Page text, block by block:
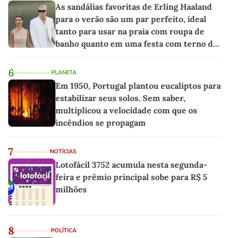
As sandálias favoritas de Erling Haaland
para o verão são um par perfeito, ideal
tanto para usar na praia com roupa de
banho quanto em uma festa com terno de
6 PLANETA
Em 1950, Portugal plantou eucaliptos para
estabilizar seus solos. Sem saber,
multiplicou a velocidade com que os
incêndios se propagam
7 NOTÍCIAS
Lotofácil 3752 acumula nesta segunda-
feira e prêmio principal sobe para R$ 5
milhões
8 POLÍTICA